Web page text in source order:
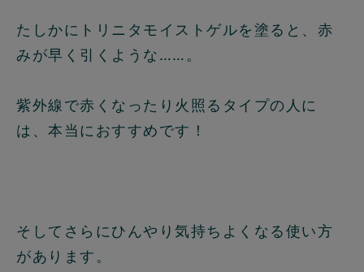
たしかにトリニタモイストゲルを塗ると、赤
みが早く引くような……。
紫外線で赤くなったり火照るタイプの人に
は、本当におすすめです！
そしてさらにひんやり気持ちよくなる使い方
があります。